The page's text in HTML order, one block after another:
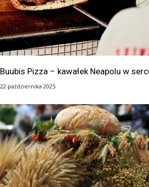
Buubis Pizza – kawałek Neapolu w
22 października 2025